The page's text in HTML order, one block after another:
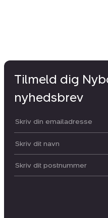
Tilmeld dig
nyhedsbrev
Din email:
Dit navn:
Postnummer